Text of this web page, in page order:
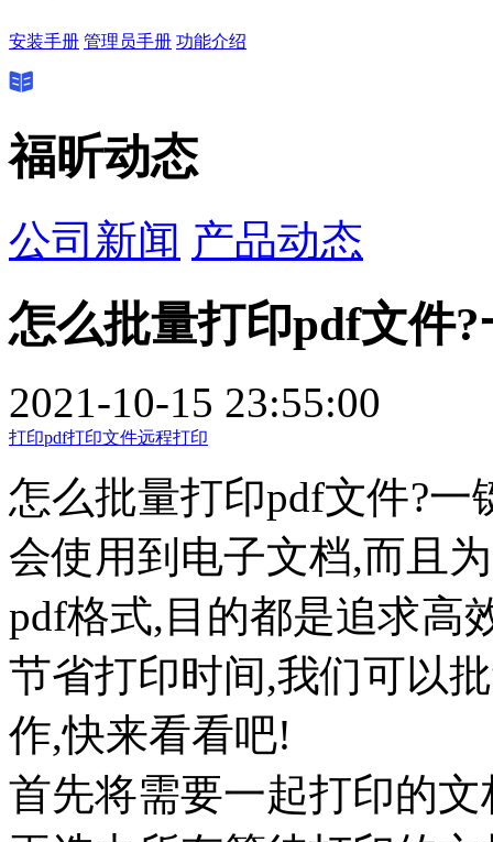
安装手册 管理员手册 功能介绍
福昕动态
公司新闻 产品动态
怎么批量打印pdf文件
2021-10-15 23:55:00
打印pdf打印文件远程打印
怎么批量打印pdf文件?
会使用到电子文档,而且
pdf格式,目的都是追求高
节省打印时间,我们可以
作,快来看看吧!
首先将需要一起打印的